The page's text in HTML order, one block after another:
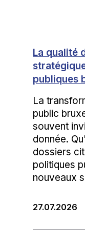
La qualité
publiques
La
public
souvent
donnée.
dossiers
politiques
nouveaux
27.07.2026